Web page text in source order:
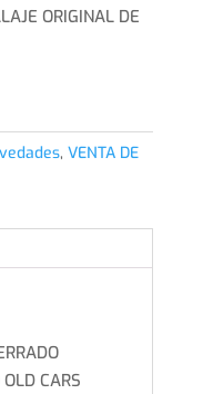
ORIGINAL DE
, VENTA DE
CARS